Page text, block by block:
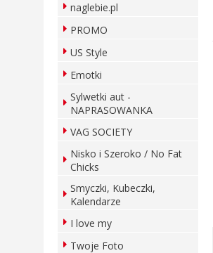
naglebie.pl
PROMO
US Style
Emotki
Sylwetki aut -
NAPRASOWANKA
VAG SOCIETY
Nisko i Szeroko / No Fat
Chicks
Smyczki, Kubeczki,
Kalendarze
I love my
Twoje Foto